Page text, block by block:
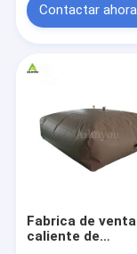
Contactar ahora
Fabrica de venta
caliente de